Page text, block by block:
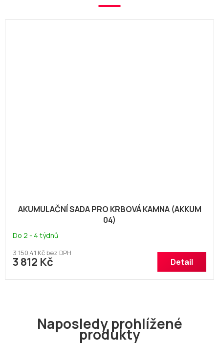
AKUMULAČNÍ SADA PRO KRBOVÁ KAMNA (AKKUM
04)
Do 2 - 4 týdnů
3 150,41 Kč bez DPH
3 812 Kč Detail
Naposledy prohlížené
produkty